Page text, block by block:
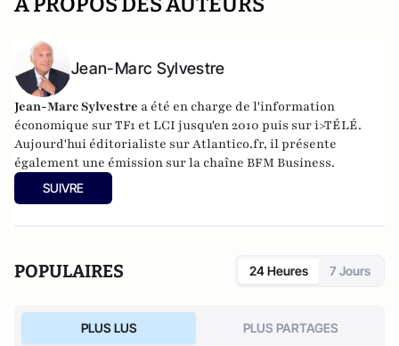
Jean-Marc Sylvestre
Jean-Marc Sylvestre a été en charge de l'information
économique sur TF1 et LCI jusqu'en 2010 puis sur i>TÉLÉ.
Aujourd'hui éditorialiste sur Atlantico.fr, il présente
également une émission sur la chaîne BFM Business.
SUIVRE
POPULAIRES 24 Heures 7 Jours
PLUS LUS PLUS PARTAGES